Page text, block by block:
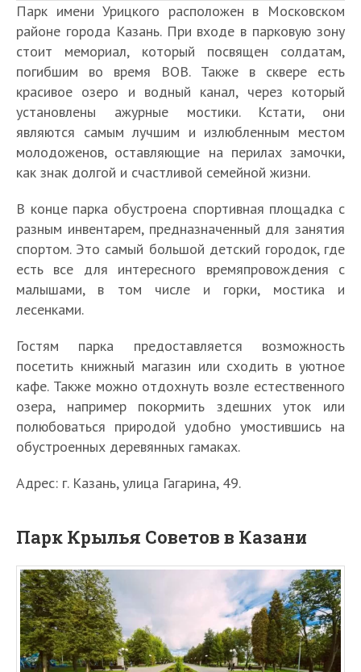
Парк имени Урицкого расположен в Московском
районе города Казань. При входе в парковую зону
стоит мемориал, который посвящен солдатам,
погибшим во время ВОВ. Также в сквере есть
красивое озеро и водный канал, через который
установлены ажурные мостики. Кстати, они
являются самым лучшим и излюбленным местом
молодоженов, оставляющие на перилах замочки,
как знак долгой и счастливой семейной жизни.
В конце парка обустроена спортивная площадка с
разным инвентарем, предназначенный для занятия
спортом. Это самый большой детский городок, где
есть все для интересного времяпровождения с
малышами, в том числе и горки, мостика и
лесенками.
Гостям парка предоставляется возможность
посетить книжный магазин или сходить в уютное
кафе. Также можно отдохнуть возле естественного
озера, например покормить здешних уток или
полюбоваться природой удобно умостившись на
обустроенных деревянных гамаках.
Адрес: г. Казань, улица Гагарина, 49.
Парк Крылья Советов в Казани